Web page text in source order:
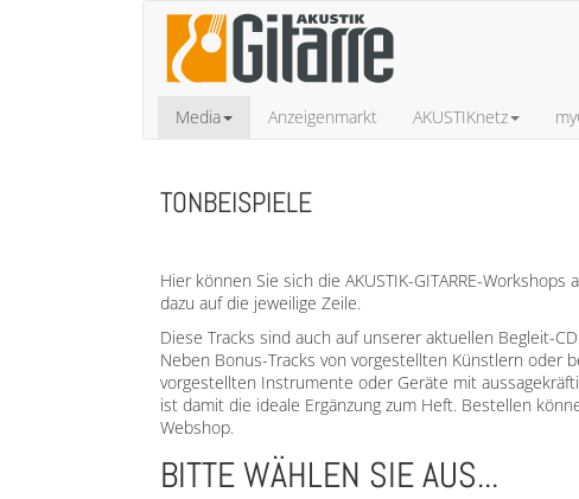
Media Anzeigenmarkt AKUSTIKnetz
TONBEISPIELE
Hier können Sie sich die AKUSTIK-GITARRE-
dazu auf die jeweilige Zeile.
Diese Tracks sind auch auf unserer aktuellen Begleit-
Neben Bonus-Tracks von vorgestellten Künstlern oder
vorgestellten Instrumente oder Geräte mit
ist damit die ideale Ergänzung zum Heft. Bestellen
Webshop.
BITTE WÄHLEN SIE AUS...